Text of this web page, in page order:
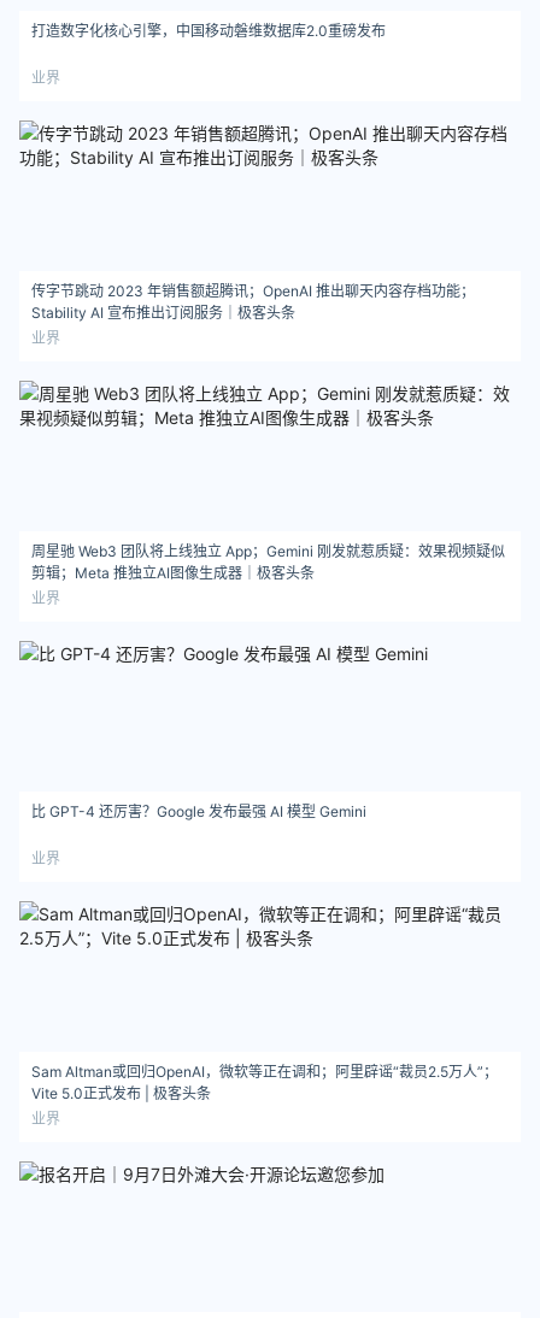
打造数字化核心引擎，中国移动磐维数据库2.0重磅发布
业界
传字节跳动 2023 年销售额超腾讯；OpenAI 推出聊天内容存档功能；
Stability AI 宣布推出订阅服务｜极客头条
业界
周星驰 Web3 团队将上线独立 App；Gemini 刚发就惹质疑：效果视频疑似
剪辑；Meta 推独立AI图像生成器｜极客头条
业界
比 GPT-4 还厉害？Google 发布最强 AI 模型 Gemini
业界
Sam Altman或回归OpenAI，微软等正在调和；阿里辟谣“裁员2.5万人”；
Vite 5.0正式发布 | 极客头条
业界